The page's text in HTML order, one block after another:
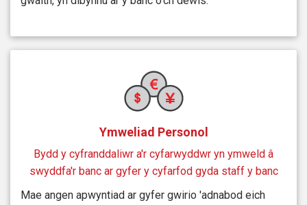
Ymweliad Personol
Bydd y cyfranddaliwr a'r cyfarwyddwr yn ymweld â
swyddfa'r banc ar gyfer y cyfarfod gyda staff y banc
Mae angen apwyntiad ar gyfer gwirio 'adnabod eich